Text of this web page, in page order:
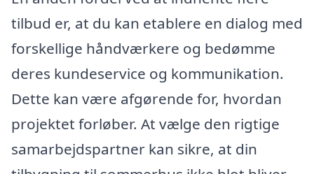
tilbud er, at du kan etablere en dialog med
forskellige håndværkere og bedømme
deres kundeservice og kommunikation.
Dette kan være afgørende for, hvordan
projektet forløber. At vælge den rigtige
samarbejdspartner kan sikre, at din